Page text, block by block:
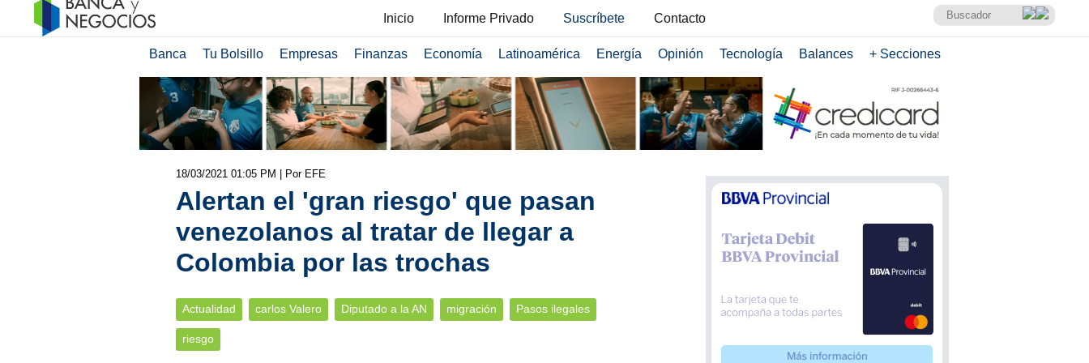
Inicio Informe Privado Suscríbete Contacto
Banca Tu Bolsillo Empresas Finanzas Economía Latinoamérica Energía Opinión Tecnología Balances + Secciones
18/03/2021 01:05 PM | Por EFE
Alertan el 'gran riesgo' que pasan
venezolanos al tratar de llegar a
Colombia por las trochas
Actualidad carlos Valero Diputado a la AN migración Pasos ilegales
riesgo